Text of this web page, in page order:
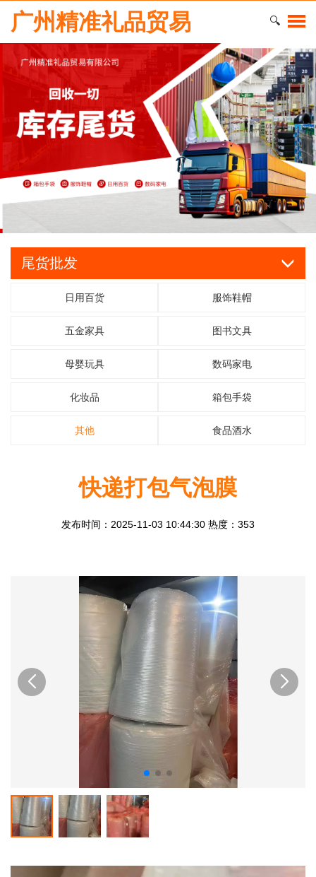
🔍
广州精准礼品贸易
尾货批发
日用百货 服饰鞋帽
五金家具 图书文具
母婴玩具 数码家电
化妆品 箱包手袋
其他 食品酒水
快递打包气泡膜
发布时间：2025-11-03 10:44:30 热度：353